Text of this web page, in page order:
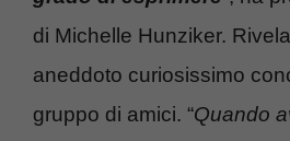
di Michelle Hunziker.
aneddoto curiosissimo
gruppo di amici. “Quando